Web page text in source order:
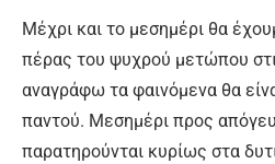
Μέχρι και το μεσημέρι θα
πέρας του ψυχρού μετώπου
αναγράφω τα φαινόμενα θα
παντού. Μεσημέρι προς
παρατηρούνται κυρίως στα